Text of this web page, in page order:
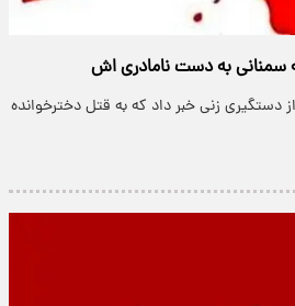
دستگیری زنی خبر داد که به قتل دخترخوانده